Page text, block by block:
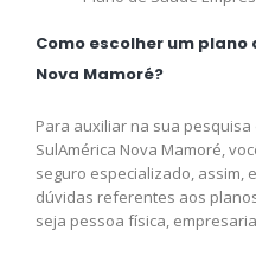
Como escolher um
Nova Mamoré?
Para auxiliar na sua
SulAmérica Nova Mamoré,
seguro especializado, assim,
dúvidas referentes aos
seja pessoa física,